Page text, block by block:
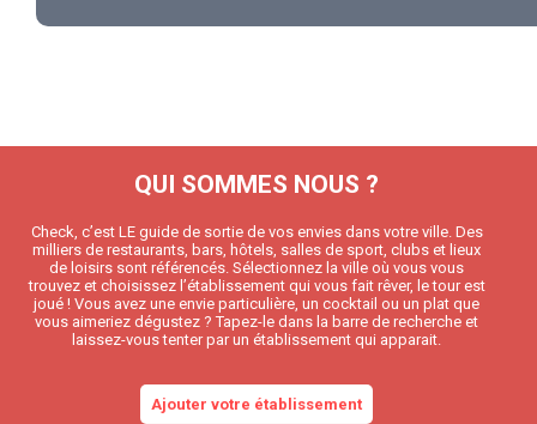
QUI SOMMES NOUS ?
Check, c’est LE guide de sortie de vos envies dans votre ville. Des
milliers de restaurants, bars, hôtels, salles de sport, clubs et lieux
de loisirs sont référencés. Sélectionnez la ville où vous vous
trouvez et choisissez l’établissement qui vous fait rêver, le tour est
joué ! Vous avez une envie particulière, un cocktail ou un plat que
vous aimeriez dégustez ? Tapez-le dans la barre de recherche et
laissez-vous tenter par un établissement qui apparait.
Ajouter votre établissement